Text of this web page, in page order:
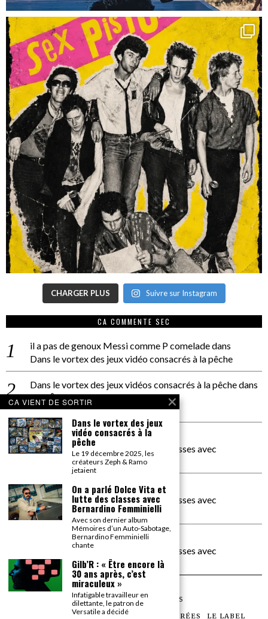
CHARGER PLUS Suivre sur Instagram
CA COMMENTE SEC
il a pas de genoux Messi comme P comeladedans
Dans le vortex des jeux vidéo consacrés à la pêche
Dans le vortex des jeux vidéos consacrés à la pêchedans
PACÔME THIELLEMENT
La séance d’Hip Gnose
La Patrie
dans
On a parlé Dolce Vita et lutte des classes avec
Bernardino Femminielli
carte noire negra à l'o tiededans
On a parlé Dolce Vita et lutte des classes avec
Bernardino Femminielli
moise et son mascarédans
On a parlé Dolce Vita et lutte des classes avec
Bernardino Femminielli
©2026TOUS DROITS RÉSERVÉS
LES ARTICLES LE MAGAZINE LES SOIRÉES LE LABEL
CA VIENT DE SORTIR
Dans le vortex des jeux
vidéo consacrés à la
pêche
Le 19 décembre 2025, les
créateurs Zeph & Ramo
jetaient
On a parlé Dolce Vita et
lutte des classes avec
Bernardino Femminielli
Avec son dernier album
Mémoires d’un Auto-Sabotage,
Bernardino Femminielli
chante
Gilb’R : « Être encore là
30 ans après, c’est
miraculeux »
Infatigable travailleur en
dilettante, le patron de
Versatile a décidé